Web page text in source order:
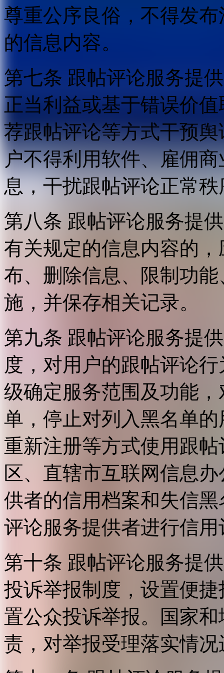
尊重公序良俗，不得发
的信息内容。
第七条 跟帖评论服务提
正当利益或基于错误价
荐跟帖评论等方式干预
户不得利用软件、雇佣
息，干扰跟帖评论正常
第八条 跟帖评论服务提
有关规定的信息内容的
布、删除信息、限制功
施，并保存相关记录。
第九条 跟帖评论服务提
度，对用户的跟帖评论
级确定服务范围及功能
单，停止对列入黑名单
重新注册等方式使用跟
区、直辖市互联网信息
供者的信用档案和失信
评论服务提供者进行信用
第十条 跟帖评论服务提
投诉举报制度，设置便
置公众投诉举报。国家
责，对举报受理落实情